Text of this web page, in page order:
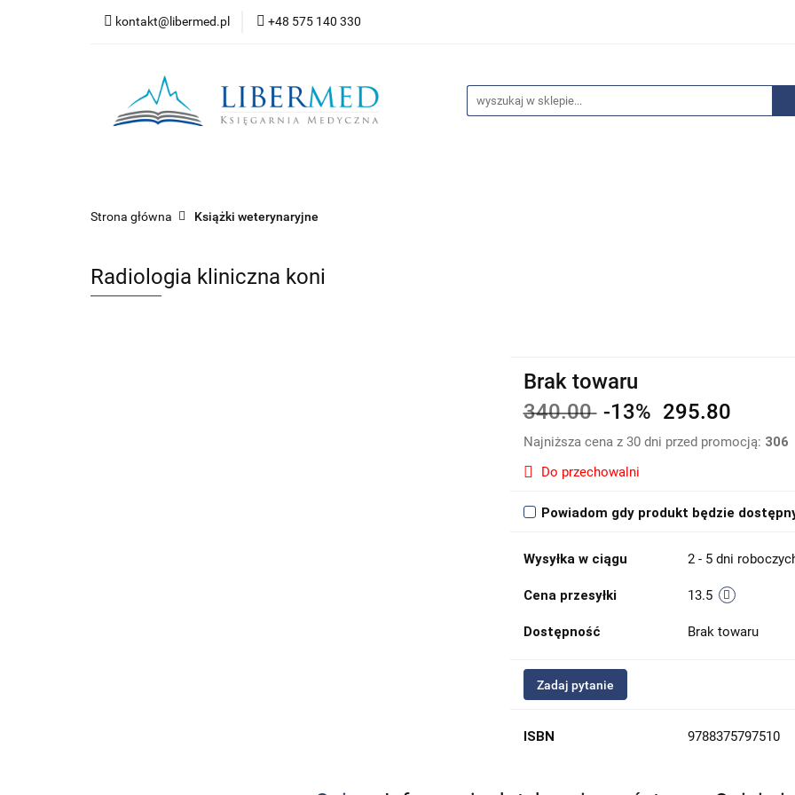
kontakt@libermed.pl +48 575 140 330
Nowości Wyprzedaże
Kontakt
Strona główna Książki weterynaryjne
Radiologia kliniczna koni
Brak towaru
340.00 -13% 295.80
Najniższa cena z 30 dni przed promocją: 306
Do przechowalni
Powiadom gdy produkt będzie
Wysyłka w ciągu 2 - 5 dni
Cena przesyłki 13.5
Dostępność Brak towaru
Zadaj pytanie
ISBN 9788375797510